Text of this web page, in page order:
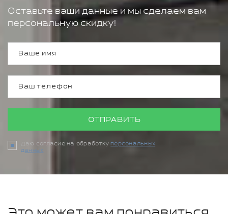
Оставьте ваши данные и мы сделаем вам
персональную скидку!
ОТПРАВИТЬ
Даю согласие на обработку персональных
данных